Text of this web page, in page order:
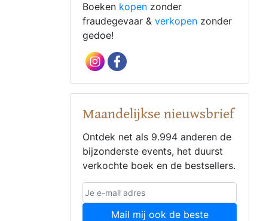
Boeken kopen zonder
fraudegevaar & verkopen zonder
gedoe!
Maandelijkse nieuwsbrief
Ontdek net als 9.994 anderen de
bijzonderste events, het duurst
verkochte boek en de bestsellers.
Mail mij ook de beste